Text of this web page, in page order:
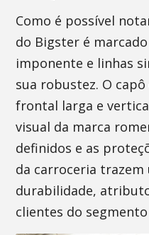
Como é possível
do Bigster é
imponente e linhas
sua robustez. O
frontal larga e
visual da marca
definidos e as
da carroceria trazem
durabilidade,
clientes do